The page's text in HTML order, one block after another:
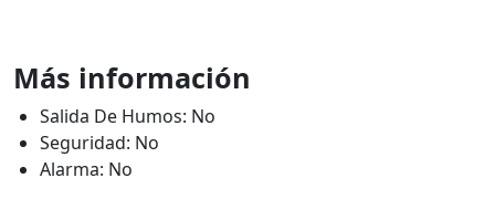
Más información
Salida De Humos: No
Seguridad: No
Alarma: No